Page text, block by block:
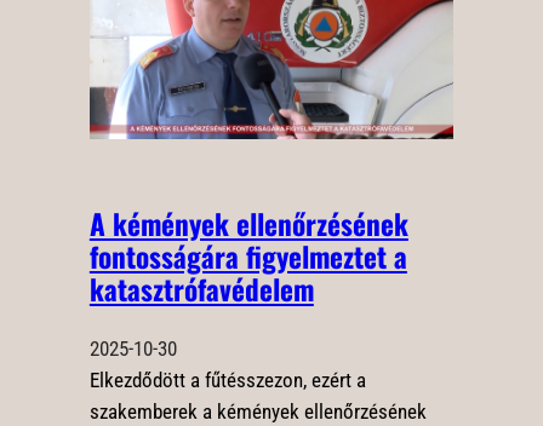
A kémények ellenőrzésének
fontosságára figyelmeztet a
katasztrófavédelem
2025-10-30
Elkezdődött a fűtésszezon, ezért a
szakemberek a kémények ellenőrzésének